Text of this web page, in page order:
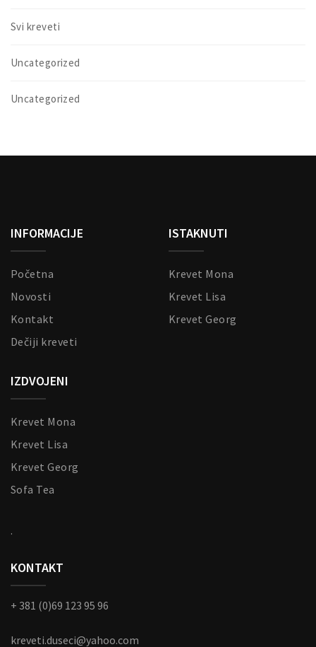
Svi kreveti
Uncategorized
Uncategorized
INFORMACIJE
Početna
Novosti
Kontakt
Dečiji kreveti
ISTAKNUTI
Krevet Mona
Krevet Lisa
Krevet Georg
IZDVOJENI
Krevet Mona
Krevet Lisa
Krevet Georg
Sofa Tea
.
KONTAKT
+ 381 (0)69 123 95 96
kreveti.duseci@yahoo.com